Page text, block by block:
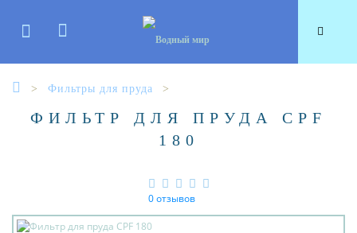
Фильтры для пруда
ФИЛЬТР ДЛЯ ПРУДА CPF
180
0 отзывов